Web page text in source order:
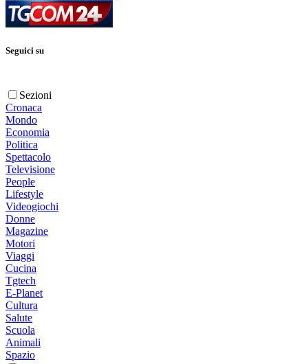
Seguici su
Sezioni
Cronaca
Mondo
Economia
Politica
Spettacolo
Televisione
People
Lifestyle
Videogiochi
Donne
Magazine
Motori
Viaggi
Cucina
Tgtech
E-Planet
Cultura
Salute
Scuola
Animali
Spazio